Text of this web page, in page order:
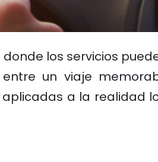
los servicios
un viaje
a la realidad